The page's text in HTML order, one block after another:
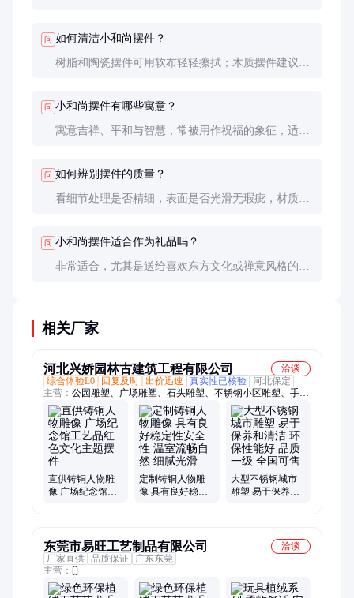
问 如何清洁小和尚摆件？
树脂和陶瓷摆件可用软布轻轻擦拭；木质摆件建议用
问 小和尚摆件有哪些寓意？
寓意吉祥、平和与智慧，常被用作祝福的象征，适合
问 如何辨别摆件的质量？
看细节处理是否精细，表面是否光滑无瑕疵，材质是
问 小和尚摆件适合作为礼品吗？
非常适合，尤其是送给喜欢东方文化或禅意风格的朋
相关厂家
河北兴娇园林古建筑工程有限公司
洽谈
综合体验L0
回复及时 出价迅速 真实性已核验 河北保定
主营： 公园雕塑、广场雕塑、石头雕塑、不锈钢小区雕塑、手工
雕刻、抽象人物雕塑、不锈钢校园雕塑、不锈钢城市雕塑、不锈
钢动物雕塑、不锈钢抽象雕塑、铸铜雕塑
直供铸铜人物雕
像 广场纪念馆工
定制铸铜人物雕
像 具有良好稳定
大型不锈钢城市
雕塑 易于保养和
东莞市易旺工艺制品有限公司
洽谈
厂家直供 品质保证
广东东莞
主营： []